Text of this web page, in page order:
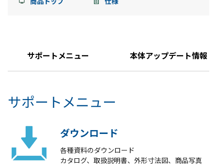
サポートメニュー 本体アップデート情報
サポートメニュー
ダウンロード
各種資料のダウンロード
カタログ、取扱説明書、外形寸法図、商品写真